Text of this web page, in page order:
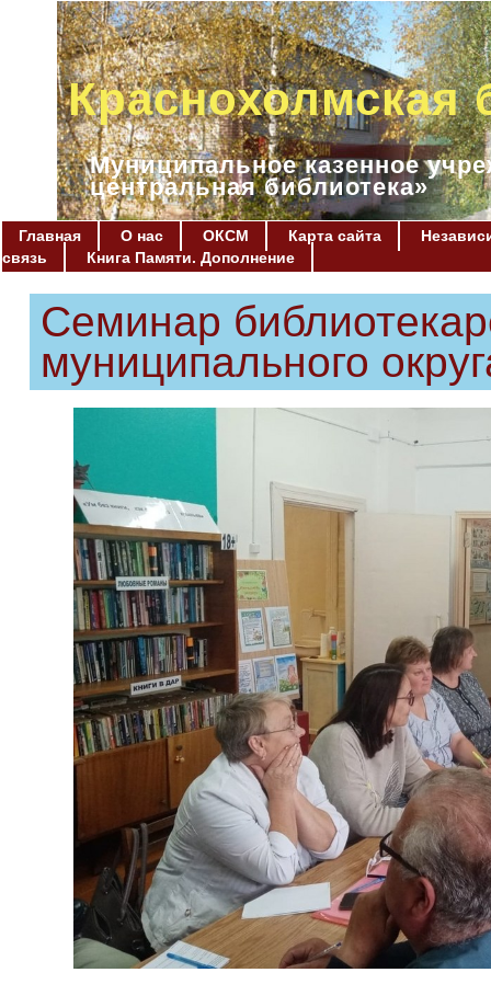
Краснохолмская
Муниципальное казенное
центральная библиотека»
Главная О нас ОКСМ Карта сайта
связь
Книга Памяти. Дополнение
Семинар
муниципального